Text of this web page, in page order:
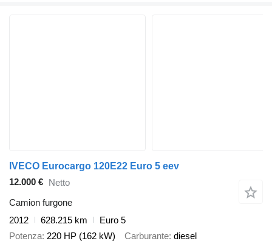
IVECO Eurocargo 120E22 Euro 5 eev
12.000 € Netto
Camion furgone
2012
628.215 km
Euro 5
Potenza 220 HP (162 kW) Carburante diesel